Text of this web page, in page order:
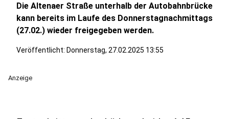
Die Altenaer Straße unterhalb der Autobahnbrücke
kann bereits im Laufe des Donnerstagnachmittags
(27.02.) wieder freigegeben werden.
Veröffentlicht: Donnerstag, 27.02.2025 13:55
Anzeige